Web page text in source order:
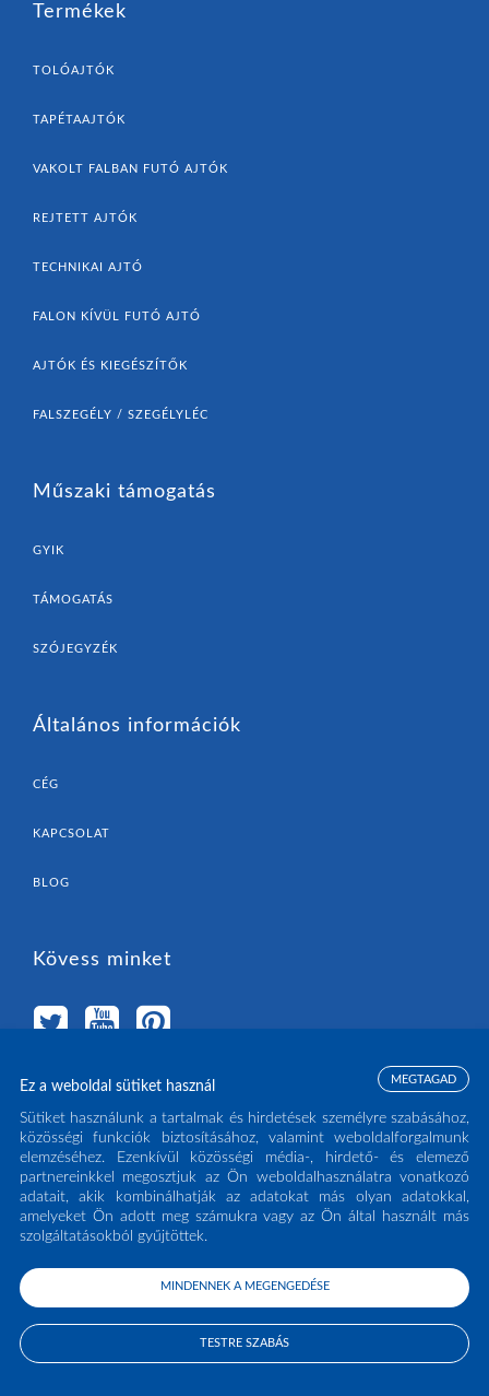
Ez a weboldal sütiket használ
Sütiket használunk a tartalmak és hirdetések személyre szabásához,
közösségi funkciók biztosításához, valamint weboldalforgalmunk
elemzéséhez. Ezenkívül közösségi média-, hirdető- és elemező
partnereinkkel megosztjuk az Ön weboldalhasználatra vonatkozó
adatait, akik kombinálhatják az adatokat más olyan adatokkal,
amelyeket Ön adott meg számukra vagy az Ön által használt más
szolgáltatásokból gyűjtöttek.
MEGTAGAD
TESTRE SZABÁS
MINDENNEK A MEGENGEDÉSE
Termékek
TOLÓAJTÓK
TAPÉTAAJTÓK
VAKOLT FALBAN FUTÓ AJTÓK
REJTETT AJTÓK
TECHNIKAI AJTÓ
FALON KÍVÜL FUTÓ AJTÓ
AJTÓK ÉS KIEGÉSZÍTŐK
FALSZEGÉLY / SZEGÉLYLÉC
Műszaki támogatás
GYIK
TÁMOGATÁS
SZÓJEGYZÉK
Általános információk
CÉG
KAPCSOLAT
BLOG
Kövess minket
MAGYARORSZÁG
COPYRIGHT ECLISSE S.R.L. 2026 - ALL RIGHTS RESERVED - P.IVA: IT02141960266
PRIVACY POLICY
COOKIE POLICY